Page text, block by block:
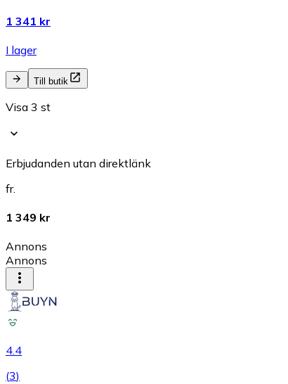
1 341 kr
I lager
Till butik
Visa 3 st
Erbjudanden utan direktlänk
fr.
1 349 kr
Annons
Annons
4.4
(3)